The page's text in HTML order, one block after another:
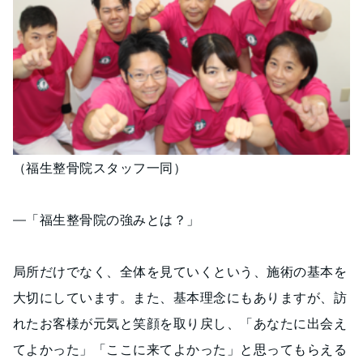
（福生整骨院スタッフ一同）
―「福生整骨院の強みとは？」
局所だけでなく、全体を見ていくという、施術の基本を
大切にしています。また、基本理念にもありますが、訪
れたお客様が元気と笑顔を取り戻し、「あなたに出会え
てよかった」「ここに来てよかった」と思ってもらえる